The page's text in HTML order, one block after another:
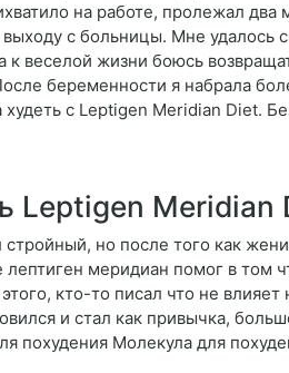
на работе, пролежал
с больницы. Мне удалось
к веселой жизни боюсь
беременности я набрала
с Leptigen Meridian Diet.
Leptigen
но после того как
меридиан помог в том
кто-то писал что не
и стал как привычка,
похудения Молекула для